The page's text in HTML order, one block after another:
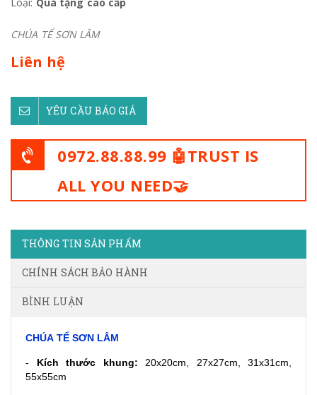
CHÚA TỂ SƠN LÂM
Liên hệ
YÊU CẦU BÁO GIÁ
0972.88.88.99 🤖TRUST IS
ALL YOU NEED🤝
THÔNG TIN SẢN PHẨM
CHÍNH SÁCH BẢO HÀNH
BÌNH LUẬN
CHÚA TỂ SƠN LÂM
- Kích thước khung: 20x20cm, 27x27cm, 31x31cm,
55x55cm